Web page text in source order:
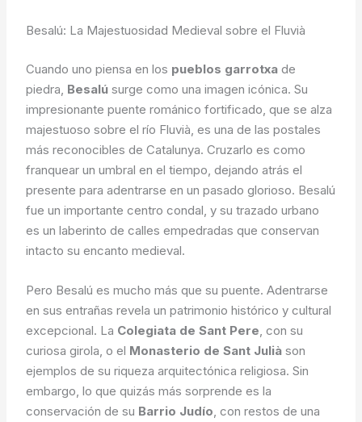
Besalú: La Majestuosidad Medieval sobre el Fluvià
Cuando uno piensa en los pueblos garrotxa de
piedra, Besalú surge como una imagen icónica. Su
impresionante puente románico fortificado, que se alza
majestuoso sobre el río Fluvià, es una de las postales
más reconocibles de Catalunya. Cruzarlo es como
franquear un umbral en el tiempo, dejando atrás el
presente para adentrarse en un pasado glorioso. Besalú
fue un importante centro condal, y su trazado urbano
es un laberinto de calles empedradas que conservan
intacto su encanto medieval.
Pero Besalú es mucho más que su puente. Adentrarse
en sus entrañas revela un patrimonio histórico y cultural
excepcional. La Colegiata de Sant Pere, con su
curiosa girola, o el Monasterio de Sant Julià son
ejemplos de su riqueza arquitectónica religiosa. Sin
embargo, lo que quizás más sorprende es la
conservación de su Barrio Judío, con restos de una